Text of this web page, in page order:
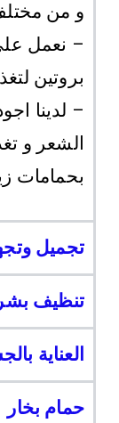
و من
– نعمل
بروتين
– لدينا
الشعر و
بحمامات
تجميل
تنظيف
العناية
حمام بخار